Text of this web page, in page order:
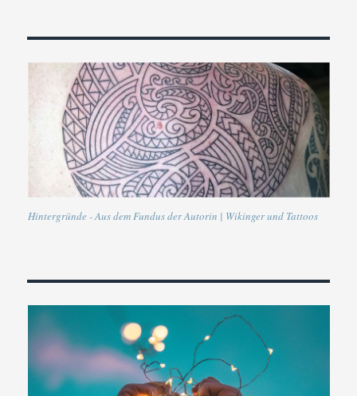
Hintergründe - Aus dem Fundus der Autorin | Wikinger und Tattoos